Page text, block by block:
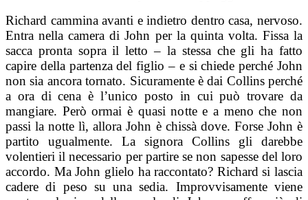
Richard cammina avanti e indietro dentro casa, nervoso.
Entra nella camera di John per la quinta volta. Fissa la
sacca pronta sopra il letto – la stessa che gli ha fatto
capire della partenza del figlio – e si chiede perché John
non sia ancora tornato. Sicuramente è dai Collins perché
a ora di cena è l’unico posto in cui può trovare da
mangiare. Però ormai è quasi notte e a meno che non
passi la notte lì, allora John è chissà dove. Forse John è
partito ugualmente. La signora Collins gli darebbe
volentieri il necessario per partire se non sapesse del loro
accordo. Ma John glielo ha raccontato? Richard si lascia
cadere di peso su una sedia. Improvvisamente viene